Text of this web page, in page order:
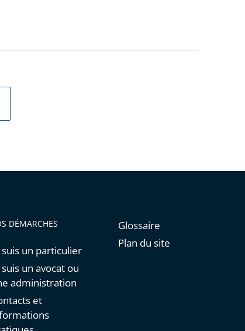
DÉMARCHES
suis un particulier
suis un avocat ou
administration
et
Glossaire
Plan du site